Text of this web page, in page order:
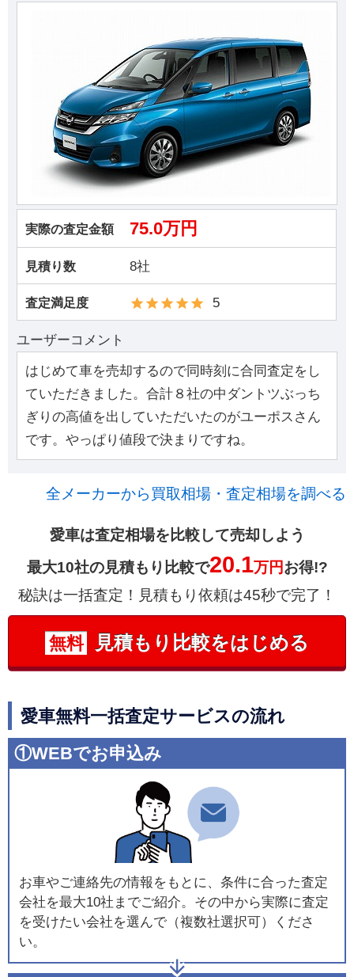
実際の査定金額 75.0万円
見積り数 8社
査定満足度 5
ユーザーコメント
はじめて車を売却するので同時刻に合同査定をし
ていただきました。合計８社の中ダントツぶっち
ぎりの高値を出していただいたのがユーポスさん
です。やっぱり値段で決まりですね。
全メーカーから買取相場・査定相場を調べる
愛車は査定相場を比較して売却しよう
最大10社の見積もり比較で20.1万円お得!?
秘訣は一括査定！見積もり依頼は45秒で完了！
無料 見積もり比較をはじめる
愛車無料一括査定サービスの流れ
①WEBでお申込み
お車やご連絡先の情報をもとに、条件に合った査定
会社を最大10社までご紹介。その中から実際に査定
を受けたい会社を選んで（複数社選択可）くださ
い。